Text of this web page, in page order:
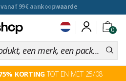
100 dagen inruiling
0
KORTINGTOT EN MET 25/08